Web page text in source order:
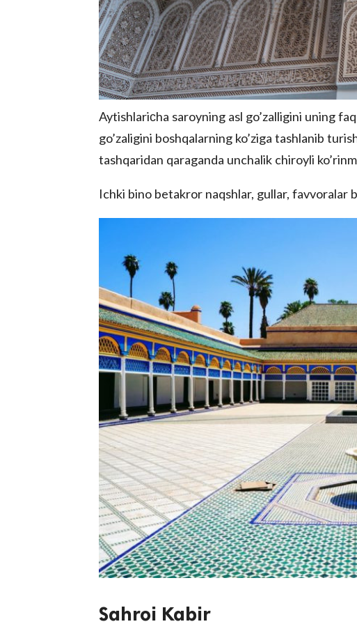
Aytishlariсha saroyning asl go’zalligini uning
go’zaligini boshqalarning ko’ziga tashlanib
tashqaridan qaraganda unchalik chiroyli
Ichki bino betakror naqshlar, gullar, favvoralar
Sahroi Kabir